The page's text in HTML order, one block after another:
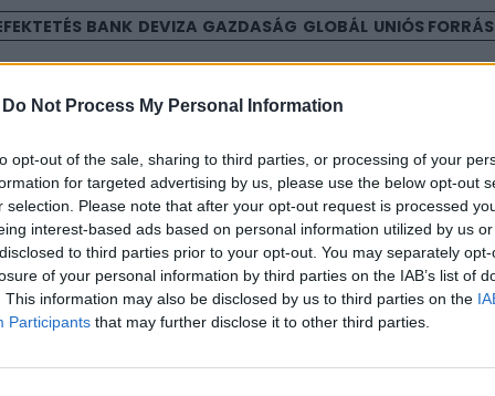
Do Not Process My Personal Information
opt-out of the sale, sharing to third parties, or processing of your
for targeted advertising by us, please use the below opt-out
selection. Please note that after your opt-out request is processed
interest-based ads based on personal information utilized by us
to third parties prior to your opt-out. You may separately
of your personal information by third parties on the IAB’s list of
This information may also be disclosed by us to third parties on the
Participants that may further disclose it to other third parties.
BANK DEVIZA GAZDASÁG GLOBÁL UNIÓS
választások második fordulójában 9 óráig a
urnákhoz.